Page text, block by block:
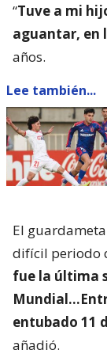
“Tuve a mi
aguantar, en
años.
Lee también...
El
difícil periodo
fue la última
entubado 11
añadió.